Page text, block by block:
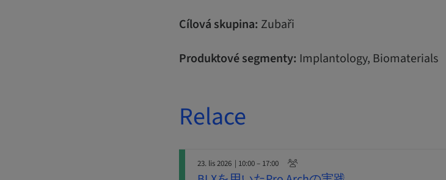
Cílová skupina: Zubaři
Produktové segmenty: Implantology, Biomaterials
Relace
23. lis 2026 | 10:00 – 17:00